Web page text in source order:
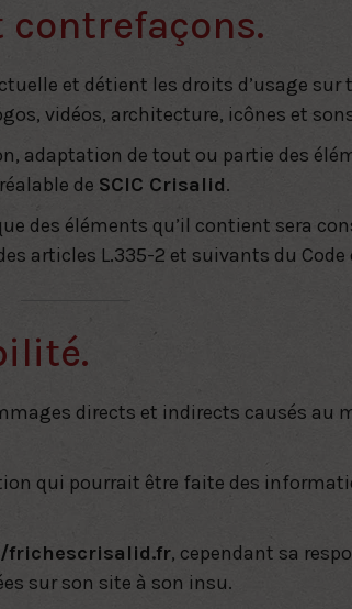
et détient les droits d’usage sur
vidéos, architecture, icônes et
adaptation de tout ou partie des
de SCIC Crisalid.
des éléments qu’il contient sera
articles L.335-2 et suivants du
directs et indirects causés au
qui pourrait être faite des
frichescrisalid.fr, cependant sa
sur son site à son insu.